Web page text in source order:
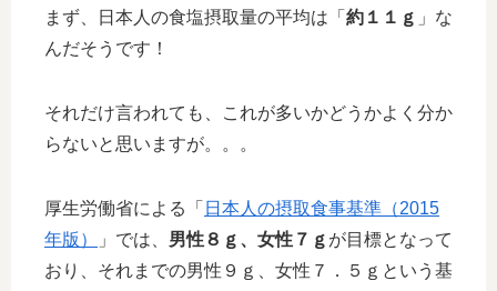
まず、日本人の食塩摂取量の平均は「 約１１ｇ 」な
んだそうです！
それだけ言われても、これが多いかどうかよく分か
らないと思いますが。。。
厚生労働省による「 日本人の摂取食事基準（2015
年版）
」では、 男性８ｇ、女性７ｇ が目標となって
おり、それまでの男性９ｇ、女性７．５ｇという基